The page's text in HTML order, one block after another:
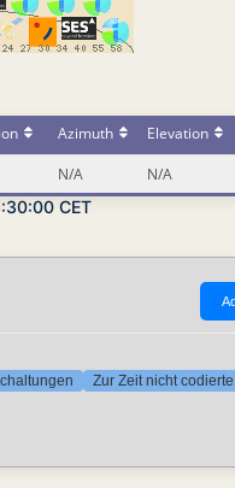
Azimuth Elevation
N/A N/A
CET
Zur Zeit nicht